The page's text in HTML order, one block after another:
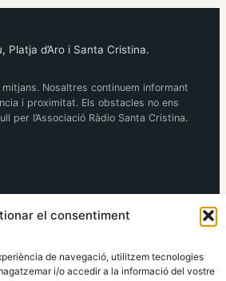
el consentiment
de navegació, utilitzem tecnologies
i/o accedir a la informació del vostre
Platja d’Aro i Santa Cristina.
Nosaltres continuem informant
i proximitat. Els obstacles no ens
per l’Associació Ràdio Santa Cristina.